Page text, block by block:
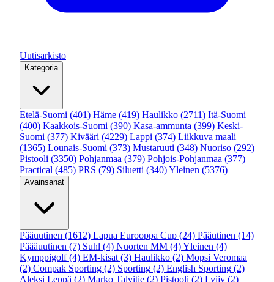
Uutisarkisto
Kategoria
Etelä-Suomi (401) Häme (419) Haulikko (2711) Itä-Suomi
(400) Kaakkois-Suomi (390) Kasa-ammunta (399) Keski-
Suomi (377) Kivääri (4229) Lappi (374) Liikkuva maali
(1365) Lounais-Suomi (373) Mustaruuti (348) Nuoriso (292)
Pistooli (3350) Pohjanmaa (379) Pohjois-Pohjanmaa (377)
Practical (485) PRS (79) Siluetti (340)Yleinen (5376)
Avainsanat
Pääuutinen (1612) Lapua Eurooppa Cup (24) Pääutinen (14)
Päääuutinen (7) Suhl (4) Nuorten MM (4)Yleinen (4)
Kymppigolf (4) EM-kisat (3) Haulikko (2) Mopsi Veromaa
(2) Compak Sporting (2) Sporting (2) English Sporting (2)
Aleksi Leppä (2) Marko Talvitie (2) Pistooli (2) Lyijy (2)